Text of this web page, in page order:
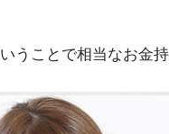
うことで相当なお金